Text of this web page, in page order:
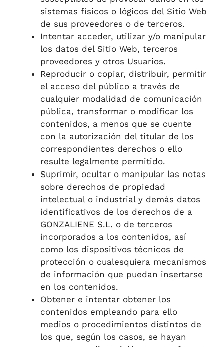
sistemas físicos o lógicos del Sitio Web
de sus proveedores o de terceros.
Intentar acceder, utilizar y/o manipular
los datos del Sitio Web, terceros
proveedores y otros Usuarios.
Reproducir o copiar, distribuir, permitir
el acceso del público a través de
cualquier modalidad de comunicación
pública, transformar o modificar los
contenidos, a menos que se cuente
con la autorización del titular de los
correspondientes derechos o ello
resulte legalmente permitido.
Suprimir, ocultar o manipular las notas
sobre derechos de propiedad
intelectual o industrial y demás datos
identificativos de los derechos de a
GONZALIENE S.L. o de terceros
incorporados a los contenidos, así
como los dispositivos técnicos de
protección o cualesquiera mecanismos
de información que puedan insertarse
en los contenidos.
Obtener e intentar obtener los
contenidos empleando para ello
medios o procedimientos distintos de
los que, según los casos, se hayan